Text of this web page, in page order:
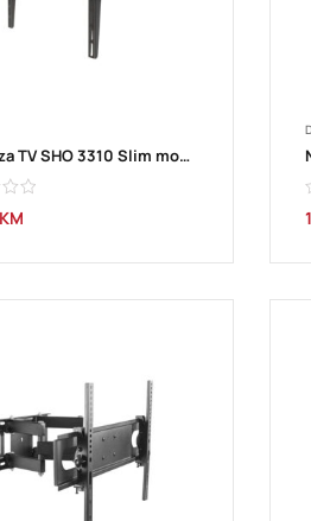
Nosač za TV SHO 3310 Slim mount TV STELL
KM